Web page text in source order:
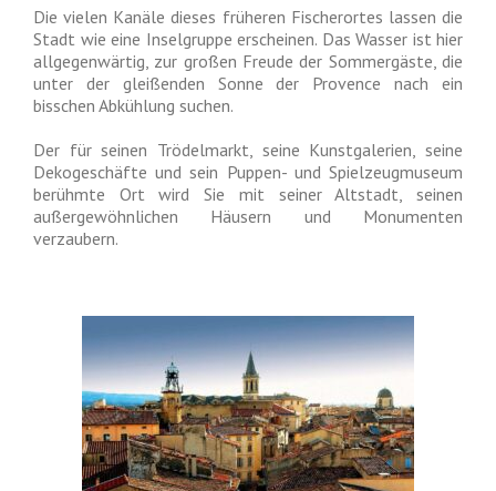
Die vielen Kanäle dieses früheren Fischerortes lassen die
Stadt wie eine Inselgruppe erscheinen. Das Wasser ist hier
allgegenwärtig, zur großen Freude der Sommergäste, die
unter der gleißenden Sonne der Provence nach ein
bisschen Abkühlung suchen.
Der für seinen Trödelmarkt, seine Kunstgalerien, seine
Dekogeschäfte und sein Puppen- und Spielzeugmuseum
berühmte Ort wird Sie mit seiner Altstadt, seinen
außergewöhnlichen Häusern und Monumenten
verzaubern.